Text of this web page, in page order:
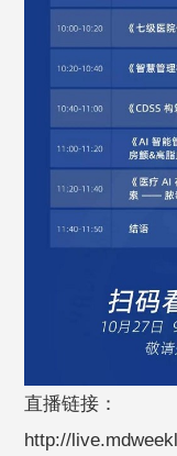
直播链接：
http://